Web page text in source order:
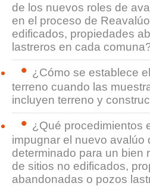
de los nuevos roles de
en el proceso de
edificados, propiedades
lastreros en cada
¿Cómo se establece
terreno cuando las
incluyen terreno y
¿Qué procedimientos
impugnar el nuevo avalúo
determinado para un bien
de sitios no edificados,
abandonadas o pozos